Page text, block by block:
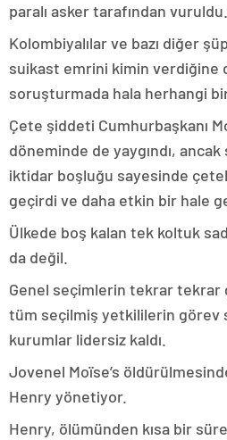
paralı asker tarafından vuruldu.
Kolombiyalılar ve bazı diğer
suikast emrini kimin verdiğine
soruşturmada hala herhangi bir
Çete şiddeti Cumhurbaşkanı
döneminde de yaygındı,
iktidar boşluğu sayesinde
geçirdi ve daha etkin bir hale
Ülkede boş kalan tek koltuk
da değil.
Genel seçimlerin tekrar tekrar
tüm seçilmiş yetkililerin görev
kurumlar lidersiz kaldı.
Jovenel Moïse’s
Henry yönetiyor.
Henry, ölümünden kısa bir